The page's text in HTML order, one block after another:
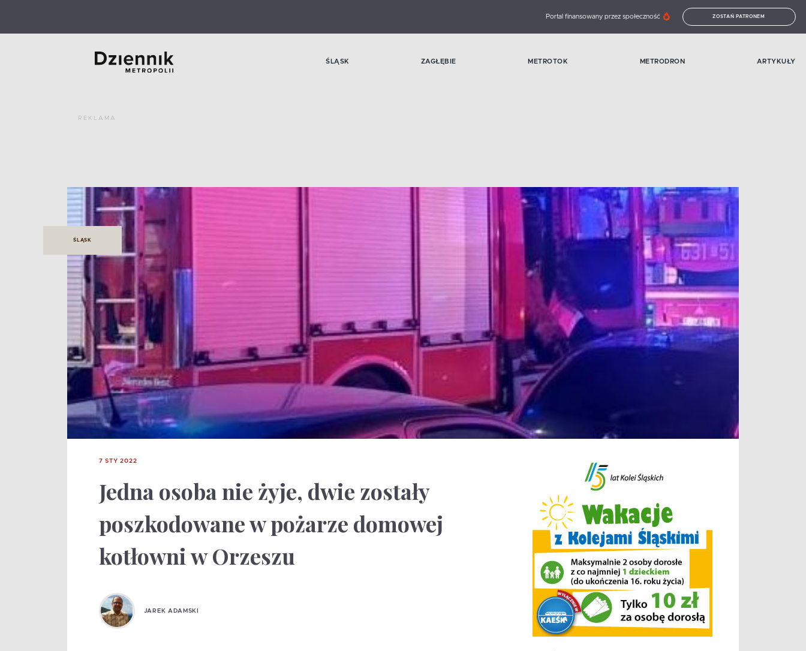
Portal finansowany przez społeczność ZOSTAŃ PATRONEM
ŚLĄSK ZAGŁĘBIE METROTOK METRODRON ARTYKUŁY
REKLAMA
ŚLĄSK
7 STY 2022
Jedna osoba nie żyje, dwie zostały
poszkodowane w pożarze domowej
kotłowni w Orzeszu
JAREK ADAMSKI